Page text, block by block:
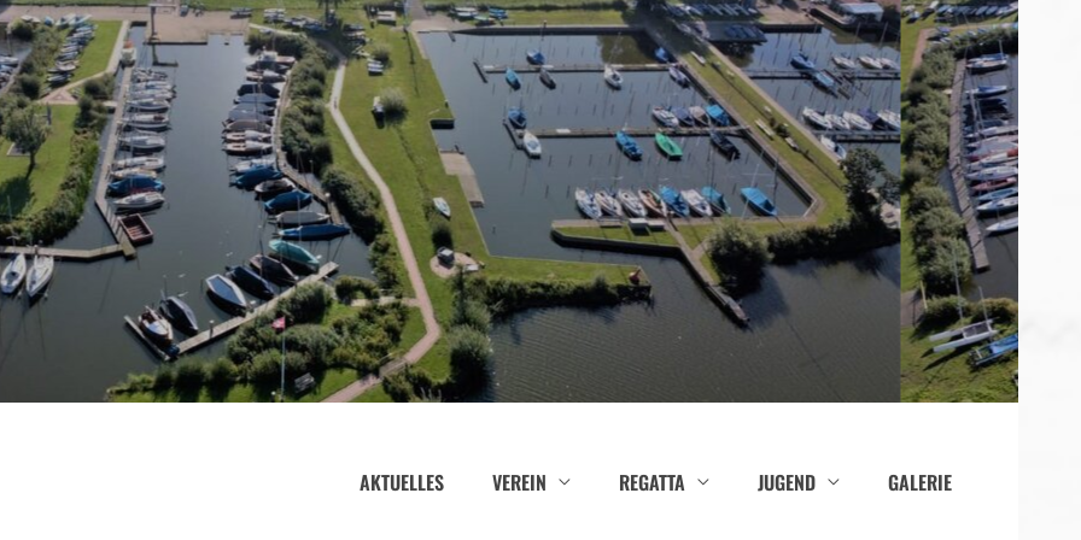
AKTUELLES VEREIN REGATTA JUGEND GALERIE